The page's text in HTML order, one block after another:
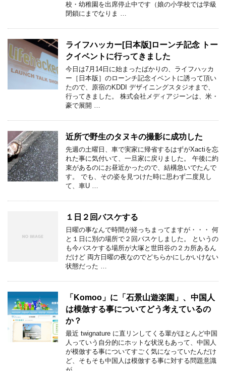
校・幼稚園を出席停止中です（娘の小学校では学級
閉鎖にまでなりま …
ライフハッカー[日本版]ローンチ記念 トー
クイベントに行ってきました
今日は7月14日に始まったばかりの、ライフハッカ
ー［日本版］のローンチ記念イベントに誘って頂い
たので、原宿のKDDI デザイニングスタジオまで、
行ってきました。 株式会社メディアジーンは、米・
豪で展開 …
近所で野生のタヌキの撮影に成功した
先週の土曜日、車で実家に帰省するはずがXactiを忘
れた事に気付いて、一旦家に戻りました。 午後に約
束があるのにお昼近かったので、結構急いでたんで
す。 でも、その姿を見つけた時に思わず二度見し
て、車U …
１日２回バスケする
日曜の事なんで時間が経っちまってますが・・・ 何
と１日に別の場所で２回バスケしました。 というの
も今バスケする場所が大塚と世田谷の２カ所あるん
だけど 両方日曜の夜なのでどちらかにしかいけない
状態だった …
「Komoo」に「石景山遊楽園」、中国人
は模倣する事についてどう考えているの
か？
最近 twignature に直リンしてくる輩がほとんど中国
人っていう自分的にホットな状況もあって、中国人
が模倣する事についてすごく気になっていたんだけ
ど、そもそも中国人は模倣する事に対する問題意識